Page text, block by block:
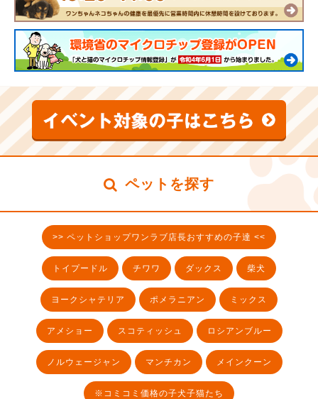
ペットを探す
>> ペットショップワンラブ店長おすすめの子達 <<
トイプードル チワワ ダックス 柴犬
ヨークシャテリア ポメラニアン ミックス
アメショー スコティッシュ ロシアンブルー
ノルウェージャン マンチカン メインクーン
※コミコミ価格の子犬子猫たち